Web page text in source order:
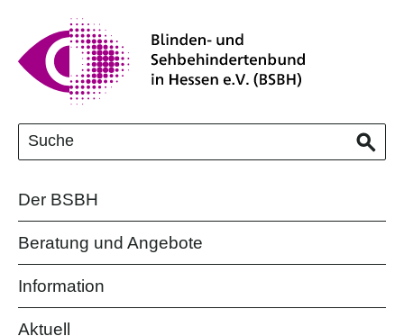
Der BSBH
Beratung und Angebote
Information
Aktuell